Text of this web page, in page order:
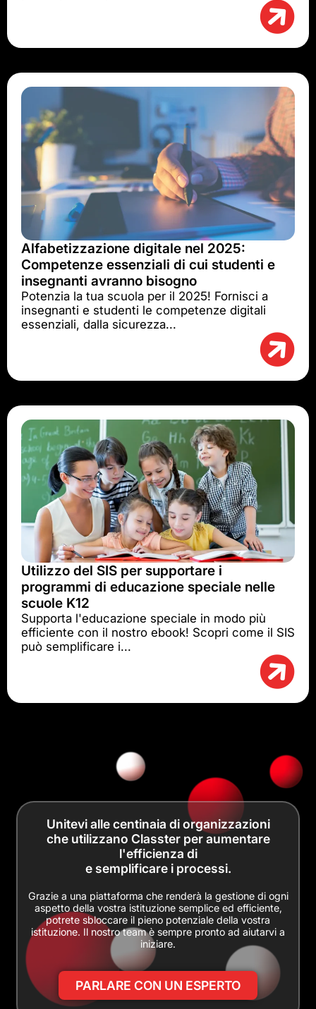
Alfabetizzazione digitale nel 2025:
Competenze essenziali di cui studenti e
insegnanti avranno bisogno
Potenzia la tua scuola per il 2025! Fornisci a
insegnanti e studenti le competenze digitali
essenziali, dalla sicurezza...
Utilizzo del SIS per supportare i
programmi di educazione speciale nelle
scuole K12
Supporta l'educazione speciale in modo più
efficiente con il nostro ebook! Scopri come il SIS
può semplificare i...
Unitevi alle centinaia di organizzazioni
che utilizzano Classter per aumentare
l'efficienza di
e semplificare i processi.
Grazie a una piattaforma che renderà la gestione di ogni
aspetto della vostra istituzione semplice ed efficiente,
potrete sbloccare il pieno potenziale della vostra
istituzione. Il nostro team è sempre pronto ad aiutarvi a
iniziare.
PARLARE CON UN ESPERTO